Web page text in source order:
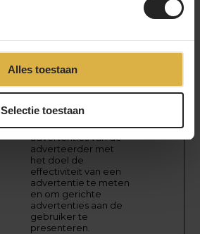
Alles toestaan
Selectie toestaan
om de acties van de
registreren en te
bekijken of klikken
op een van de
advertenties van de
adverteerder met
het doel de
effectiviteit van een
advertentie te meten
en om gerichte
advertenties aan de
gebruiker te
presenteren.